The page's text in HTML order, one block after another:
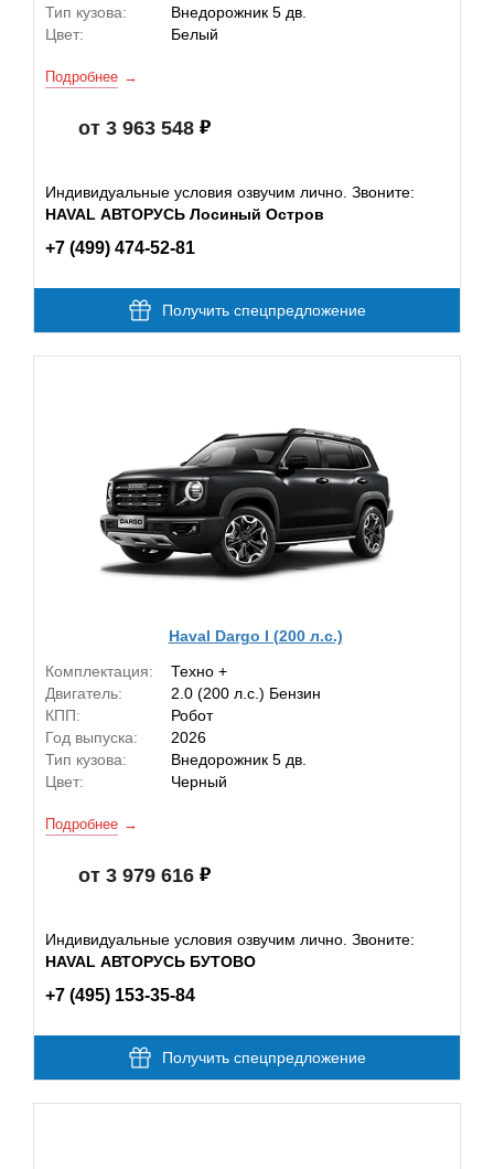
Тип кузова:
Внедорожник 5 дв.
Цвет:
Белый
Подробнее
от 3 963 548
Индивидуальные условия озвучим лично. Звоните:
HAVAL АВТОРУСЬ Лосиный Остров
+7 (499) 474-52-81
Получить спецпредложение
Haval Dargo I (200 л.с.)
Комплектация:
Техно +
Двигатель:
2.0 (200 л.с.) Бензин
КПП:
Робот
Год выпуска:
2026
Тип кузова:
Внедорожник 5 дв.
Цвет:
Черный
Подробнее
от 3 979 616
Индивидуальные условия озвучим лично. Звоните:
HAVAL АВТОРУСЬ БУТОВО
+7 (495) 153-35-84
Получить спецпредложение